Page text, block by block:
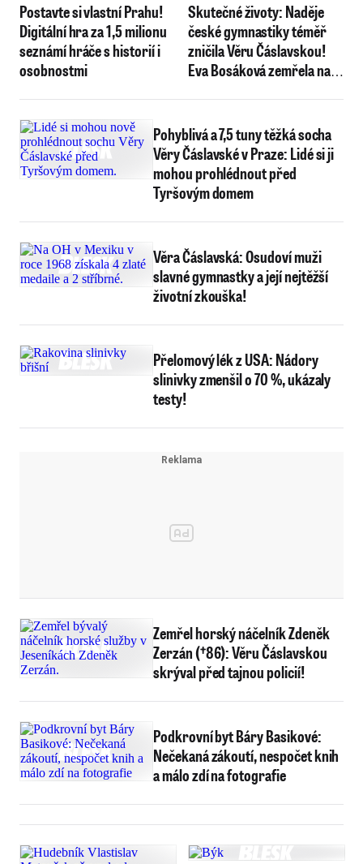
Postavte si vlastní Prahu!
Digitální hra za 1,5 milionu
seznámí hráče s historií i
osobnostmi
Skutečné životy: Naděje
české gymnastiky téměř
zničila Věru Čáslavskou!
Eva Bosáková zemřela nad
Pohyblivá a 7,5 tuny těžká socha
Věry Čáslavské v Praze: Lidé si ji
mohou prohlédnout před
Tyršovým domem
Věra Čáslavská: Osudoví muži
slavné gymnastky a její nejtěžší
životní zkouška!
Přelomový lék z USA: Nádory
slinivky zmenšil o 70 %, ukázaly
testy!
Zemřel horský náčelník Zdeněk
Zerzán (†86): Věru Čáslavskou
skrýval před tajnou policií!
Podkrovní byt Báry Basikové:
Nečekaná zákoutí, nespočet knih
a málo zdí na fotografie